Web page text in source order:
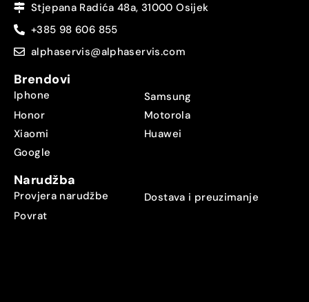
Stjepana Radića 48a, 31000 Osijek
+385 98 606 855
alphaservis@alphaservis.com
Brendovi
Iphone
Samsung
Honor
Motorola
Xiaomi
Huawei
Google
Narudžba
Provjera narudžbe
Dostava i preuzimanje
Povrat